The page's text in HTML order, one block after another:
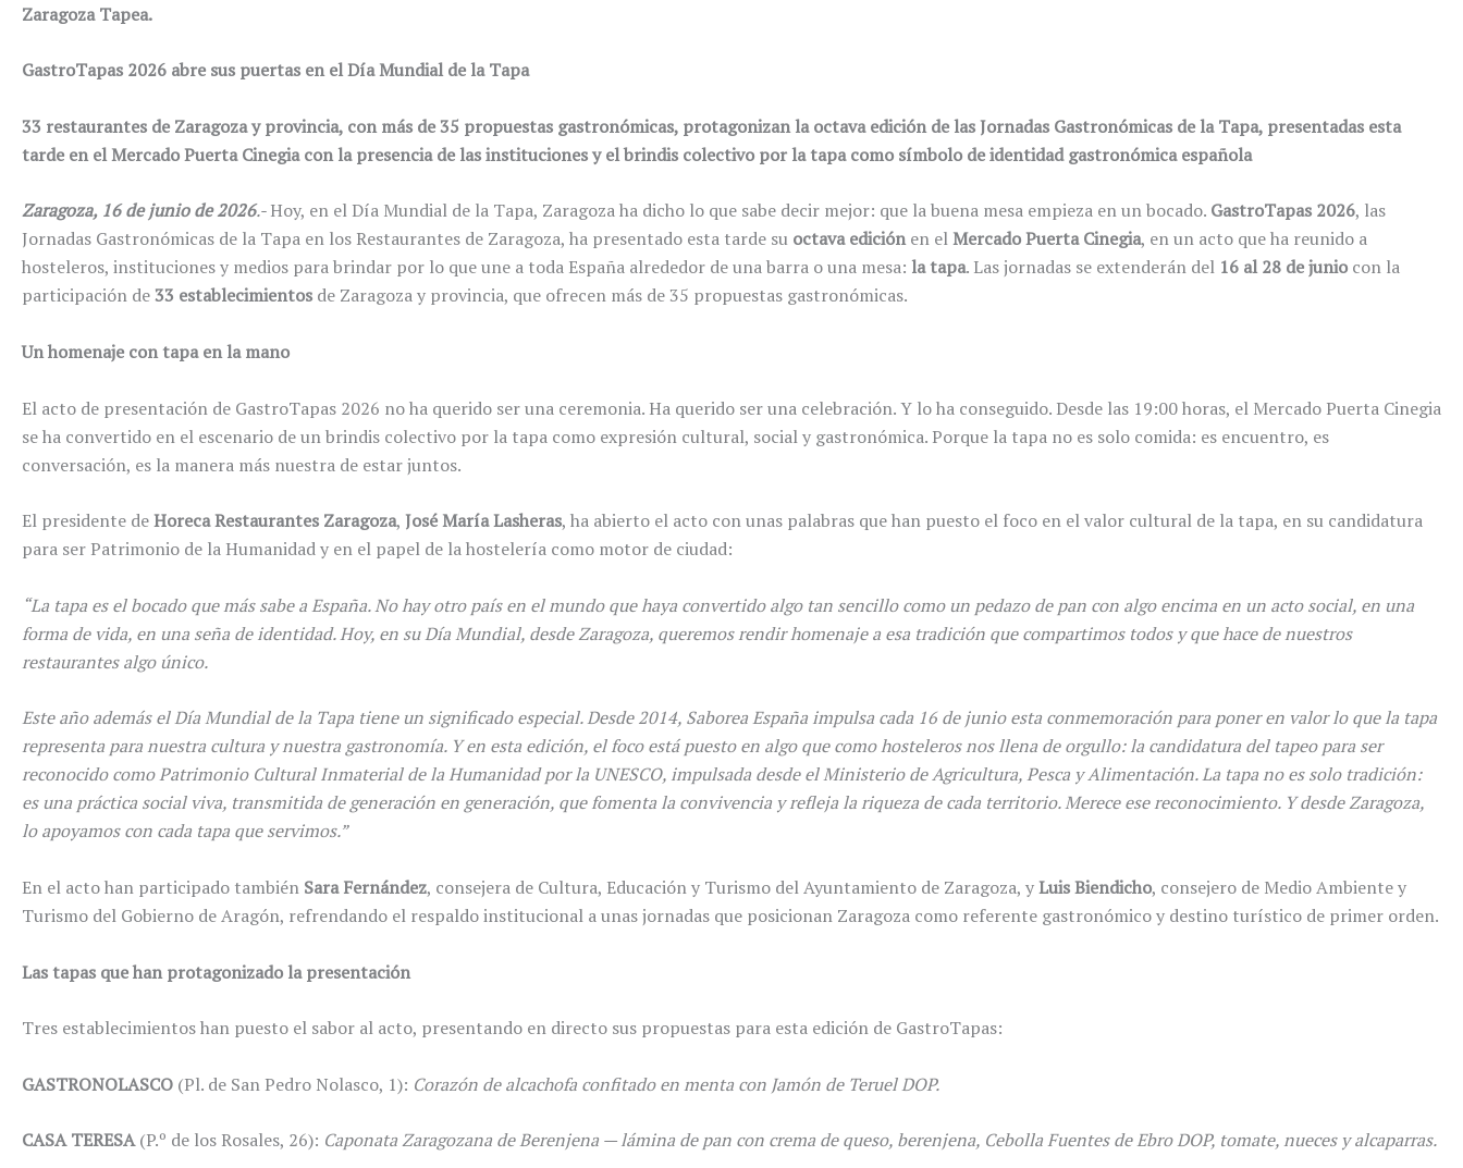
Zaragoza Tapea.
GastroTapas 2026 abre sus puertas en el Día Mundial de la Tapa
33 restaurantes de Zaragoza y provincia, con más de 35 propuestas gastronómicas, protagonizan la octava edición de las Jornadas Gastronómicas de la Tapa, presentadas esta
tarde en el Mercado Puerta Cinegia con la presencia de las instituciones y el brindis colectivo por la tapa como símbolo de identidad gastronómica española
Zaragoza, 16 de junio de 2026.-Hoy, en el Día Mundial de la Tapa, Zaragoza ha dicho lo que sabe decir mejor: que la buena mesa empieza en un bocado. GastroTapas 2026, las
Jornadas Gastronómicas de la Tapa en los Restaurantes de Zaragoza, ha presentado esta tarde su octava ediciónen elMercado Puerta Cinegia, en un acto que ha reunido a
hosteleros, instituciones y medios para brindar por lo que une a toda España alrededor de una barra o una mesa: la tapa. Las jornadas se extenderán del 16 al 28 de junio con la
participación de33 establecimientos de Zaragoza y provincia, que ofrecen más de 35 propuestas gastronómicas.
Un homenaje con tapa en la mano
El acto de presentación de GastroTapas 2026 no ha querido ser una ceremonia. Ha querido ser una celebración. Y lo ha conseguido. Desde las 19:00 horas, el Mercado Puerta Cinegia
se ha convertido en el escenario de un brindis colectivo por la tapa como expresión cultural, social y gastronómica. Porque la tapa no es solo comida: es encuentro, es
conversación, es la manera más nuestra de estar juntos.
El presidente deHoreca Restaurantes Zaragoza, José María Lasheras, ha abierto el acto con unas palabras que han puesto el foco en el valor cultural de la tapa, en su candidatura
para ser Patrimonio de la Humanidad y en el papel de la hostelería como motor de ciudad:
“La tapa es el bocado que más sabe a España. No hay otro país en el mundo que haya convertido algo tan sencillo como un pedazo de pan con algo encima en un acto social, en una
forma de vida, en una seña de identidad. Hoy, en su Día Mundial, desde Zaragoza, queremos rendir homenaje a esa tradición que compartimos todos y que hace de nuestros
restaurantes algo único.
Este año además el Día Mundial de la Tapa tiene un significado especial. Desde 2014, Saborea España impulsa cada 16 de junio esta conmemoración para poner en valor lo que la tapa
representa para nuestra cultura y nuestra gastronomía. Y en esta edición, el foco está puesto en algo que como hosteleros nos llena de orgullo: la candidatura del tapeo para ser
reconocido como Patrimonio Cultural Inmaterial de la Humanidad por la UNESCO, impulsada desde el Ministerio de Agricultura, Pesca y Alimentación. La tapa no es solo tradición:
es una práctica social viva, transmitida de generación en generación, que fomenta la convivencia y refleja la riqueza de cada territorio. Merece ese reconocimiento. Y desde Zaragoza,
lo apoyamos con cada tapa que servimos.”
En el acto han participado también Sara Fernández, consejera de Cultura, Educación y Turismo del Ayuntamiento de Zaragoza, yLuis Biendicho, consejero de Medio Ambiente y
Turismo del Gobierno de Aragón, refrendando el respaldo institucional a unas jornadas que posicionan Zaragoza como referente gastronómico y destino turístico de primer orden.
Las tapas que han protagonizado la presentación
Tres establecimientos han puesto el sabor al acto, presentando en directo sus propuestas para esta edición de GastroTapas:
GASTRONOLASCO (Pl. de San Pedro Nolasco, 1): Corazón de alcachofa confitado en menta con Jamón de Teruel DOP.
CASA TERESA(P.º de los Rosales, 26): Caponata Zaragozana de Berenjena — lámina de pan con crema de queso, berenjena, Cebolla Fuentes de Ebro DOP, tomate, nueces y alcaparras.